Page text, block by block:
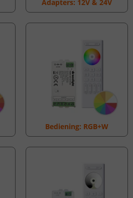
Adapters: 12V & 24V
Bediening: RGB+W